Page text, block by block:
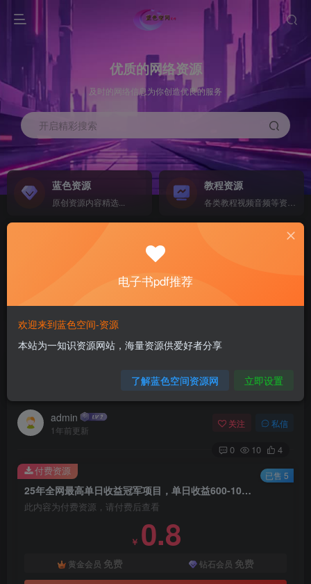
优质的网络资源
及时的网络信息为你创造优良的服务
开启精彩搜索
蓝色资源
原创资源内容精选...
教程资源
计算机 移动设备 软件下载....
电子书籍下载...
首页 网赚项目 正文
25年全网最高单日收益冠军项目，单日收益600-
admin
1年前更新
关注 私信
0 10 4
25年全网最高单日收益冠军项目，单日收益600-1000美金
此内容为付费资源，请付费后查看
￥ 0.8
黄金会员 免费 钻石会员 免费
付费资源 已售 5
电子书pdf推荐
欢迎来到蓝色空间-资源
本站为一知识资源网站，海量资源供爱好者分享
了解蓝色空间资源网 立即设置